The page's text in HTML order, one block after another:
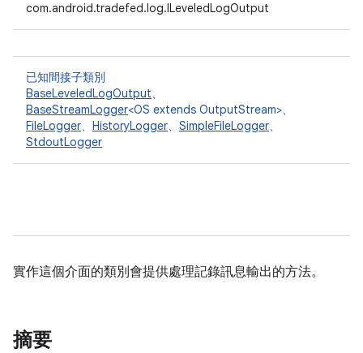
com.android.tradefed.log.ILeveledLogOutput
已知間接子類別
BaseLeveledLogOutput、
BaseStreamLogger<OS extends OutputStream>、
FileLogger、 HistoryLogger、 SimpleFileLogger、
StdoutLogger
實作這個介面的類別會提供處理記錄訊息輸出的方法。
摘要